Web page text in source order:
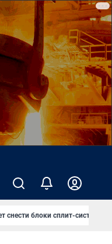
снести блоки сплит-систем